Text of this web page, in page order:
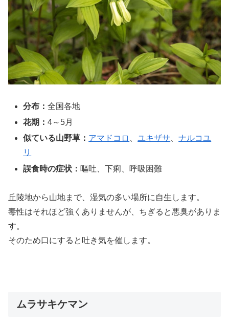
分布：全国各地
花期：4～5月
似ている山野草： アマドコロ 、ユキザサ、ナルコユ
リ
誤食時の症状： 嘔吐、下痢、呼吸困難
丘陵地から山地まで、湿気の多い場所に自生します。
毒性はそれほど強くありませんが、ちぎると悪臭がありま
す。
そのため口にすると吐き気を催します。
ムラサキケマン